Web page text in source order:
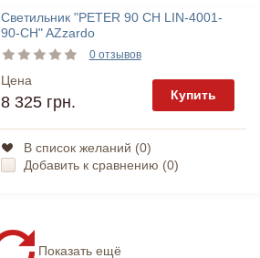
Светильник "PETER 90 CH LIN-4001-
90-CH" AZzardo
0 отзывов
Цена
8 325 грн. Купить
В список желаний (0)
Добавить к сравнению (0)
Показать ещё